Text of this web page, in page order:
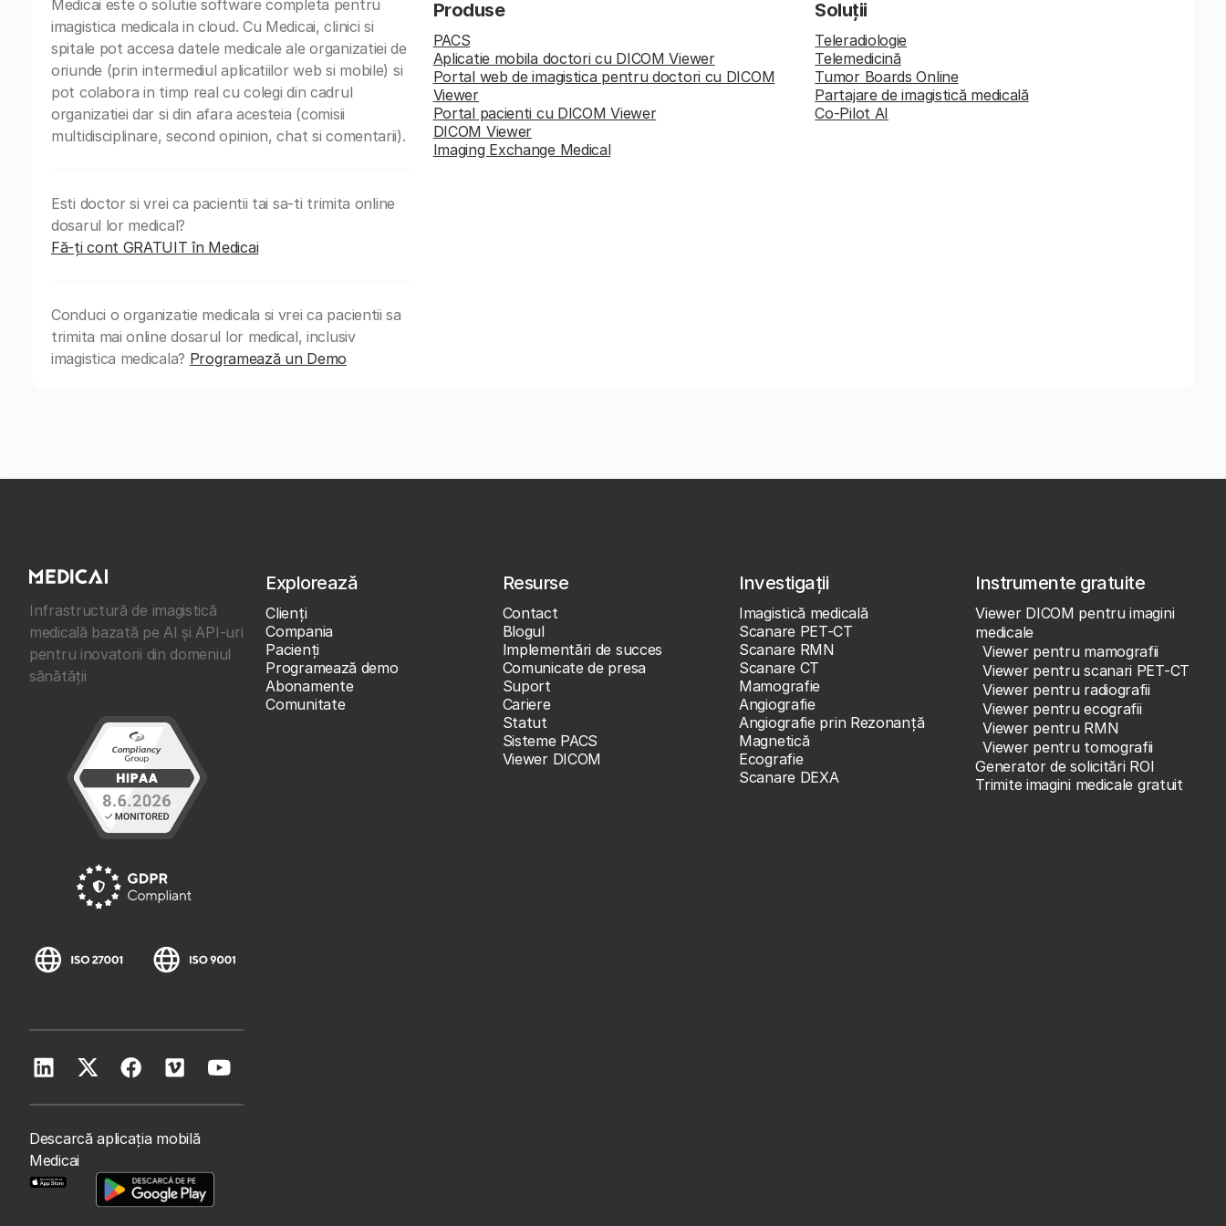
Medicai este o solutie software completa pentru
imagistica medicala in cloud. Cu Medicai, clinici si
spitale pot accesa datele medicale ale organizatiei de
oriunde (prin intermediul aplicatiilor web si mobile) si
pot colabora in timp real cu colegi din cadrul
organizatiei dar si din afara acesteia (comisii
multidisciplinare, second opinion, chat si comentarii).
Esti doctor si vrei ca pacientii tai sa-ti trimita online
dosarul lor medical?
Fă-ți cont GRATUIT în Medicai
Conduci o organizatie medicala si vrei ca pacientii sa
trimita mai online dosarul lor medical, inclusiv
imagistica medicala? Programează un Demo
Produse
PACS
Aplicatie mobila doctori cu DICOM Viewer
Portal web de imagistica pentru doctori cu DICOM
Viewer
Portal pacienti cu DICOM Viewer
DICOM Viewer
Imaging Exchange Medical
Soluții
Teleradiologie
Telemedicină
Tumor Boards Online
Partajare de imagistică medicală
Co-Pilot AI
Infrastructură de imagistică
medicală bazată pe AI și API-uri
pentru inovatorii din domeniul
sănătății
Descarcă aplicația mobilă
Medicai
Explorează
Clienţi
Compania
Pacienți
Programează demo
Abonamente
Comunitate
Resurse
Contact
Blogul
Implementări de succes
Comunicate de presa
Suport
Cariere
Statut
Sisteme PACS
Viewer DICOM
Investigații
Imagistică medicală
Scanare PET-CT
Scanare RMN
Scanare CT
Mamografie
Angiografie
Angiografie prin Rezonanță
Magnetică
Ecografie
Scanare DEXA
Instrumente gratuite
Viewer DICOM pentru imagini
medicale
Viewer pentru mamografii
Viewer pentru scanari PET-CT
Viewer pentru radiografii
Viewer pentru ecografii
Viewer pentru RMN
Viewer pentru tomografii
Generator de solicitări ROI
Trimite imagini medicale gratuit